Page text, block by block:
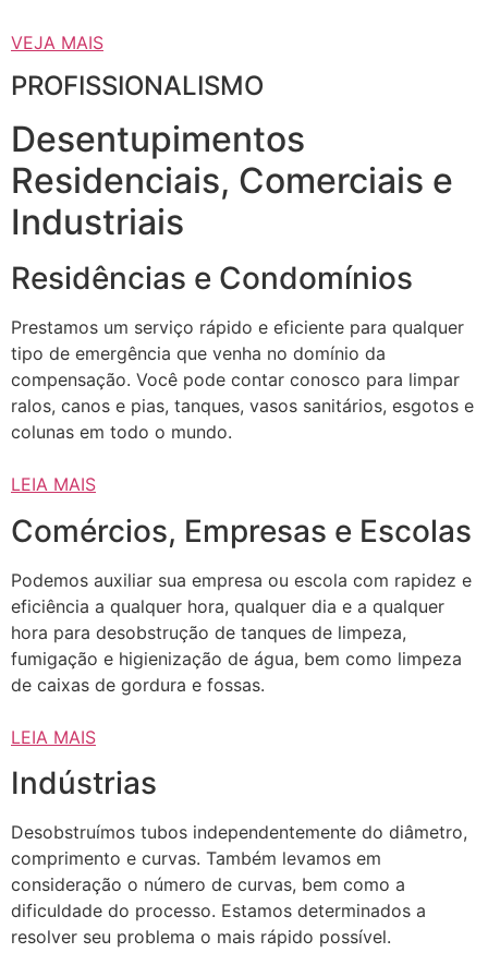
VEJA MAIS
PROFISSIONALISMO
Desentupimentos
Residenciais, Comerciais e
Industriais
Residências e Condomínios
Prestamos um serviço rápido e eficiente para qualquer
tipo de emergência que venha no domínio da
compensação. Você pode contar conosco para limpar
ralos, canos e pias, tanques, vasos sanitários, esgotos e
colunas em todo o mundo.
LEIA MAIS
Comércios, Empresas e Escolas
Podemos auxiliar sua empresa ou escola com rapidez e
eficiência a qualquer hora, qualquer dia e a qualquer
hora para desobstrução de tanques de limpeza,
fumigação e higienização de água, bem como limpeza
de caixas de gordura e fossas.
LEIA MAIS
Indústrias
Desobstruímos tubos independentemente do diâmetro,
comprimento e curvas. Também levamos em
consideração o número de curvas, bem como a
dificuldade do processo. Estamos determinados a
resolver seu problema o mais rápido possível.